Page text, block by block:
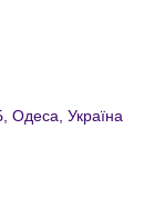
Одеса, Україна